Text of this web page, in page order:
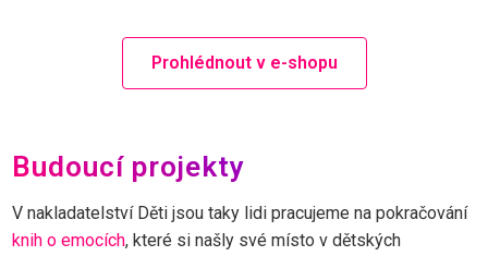
Prohlédnout v e-shopu
Budoucí projekty
V nakladatelství Děti jsou taky lidi pracujeme na pokračování
knih o emocích, které si našly své místo v dětských